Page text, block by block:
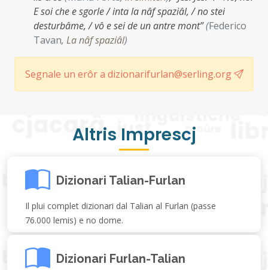
E soi che e sgorle / inta la nâf spaziâl, / no stei
desturbâme, / vô e sei de un antre mont”(Federico
Tavan, La nâf spaziâl)
Segnale un erôr a dizionarifurlan@serling.org
Altris Imprescj
Dizionari Talian-Furlan
Il plui complet dizionari dal Talian al Furlan (passe
76.000 lemis) e no dome.
Dizionari Furlan-Talian